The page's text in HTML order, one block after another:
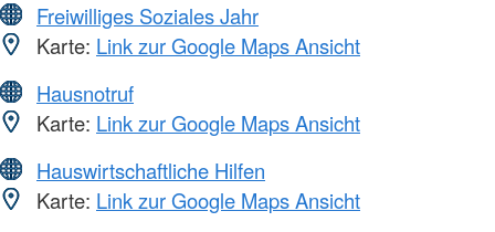
Freiwilliges Soziales Jahr
Karte: Link zur Google Maps Ansicht
Hausnotruf
Karte: Link zur Google Maps Ansicht
Hauswirtschaftliche Hilfen
Karte: Link zur Google Maps Ansicht